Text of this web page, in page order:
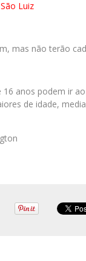
Luiz
mas não terão
anos podem ir
de idade,